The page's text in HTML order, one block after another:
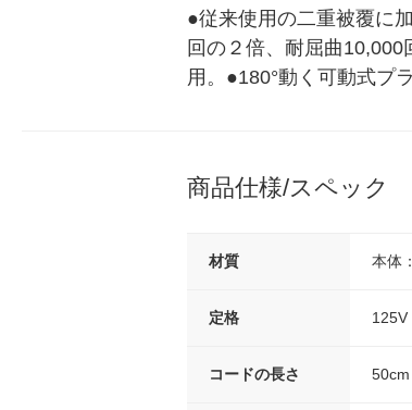
●従来使用の二重被覆に
回の２倍、耐屈曲
用。●180°動く可動式プ
商品仕様/スペック
材質 本体
定格
コードの長さ 50cm